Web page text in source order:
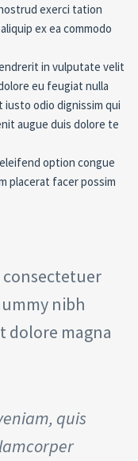
exerci tation
ex ea commodo
in vulputate velit
eu feugiat nulla
iusto odio dignissim qui
augue duis dolore te
option congue
placerat facer possim
consectetuer
nibh
dolore magna
quis